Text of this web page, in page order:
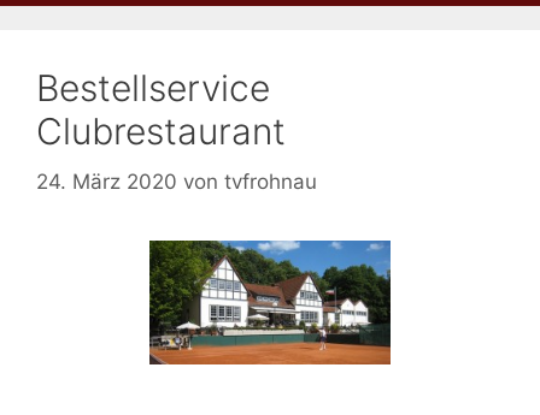
Bestellservice
Clubrestaurant
24. März 2020 von tvfrohnau